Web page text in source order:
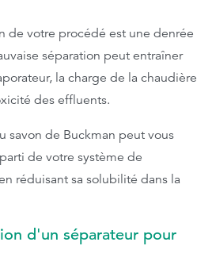
de votre procédé est une denrée
séparation peut entraîner
la charge de la chaudière
des effluents.
savon de Buckman peut vous
de votre système de
réduisant sa solubilité dans la
d'un séparateur pour